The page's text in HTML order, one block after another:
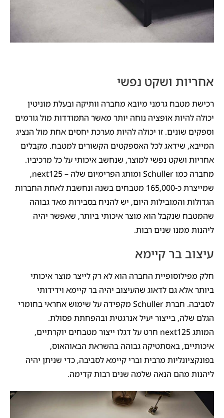
אחריות ושקט נפשי
רכישת מטבח גרמני מיובא מחברה וותיקה ובעלת מוניטין
יכולה להיות אופציה נוחה יותר מאשר התמודדות מול גורמים
וספקים שונים. זו יכולה להיות מערכת יחסים אחת מול הנציג
המייבא, שידאג לכל האספקטים הקשורים למטבח. מקבלים
אחריות ושקט נפשי למוצר, שנחשב איכותי על כל מרכיביו.
מחברה כמו Schuller ומותג הפרימיום שלה – next125,
שמייצרת כ-165,000 מטבחים בשנה ונחשבת לאחת החברות
הגדולות והמובילות היום, יש להניח בסבירות מאד גבוהה
שהמטבח שנקבל הוא מוצר איכותי ביותר, שאפשר יהיה
ליהנות ממנו שנים רבות.
עיצוב בר קיימא
חלק מפילוסופיית החברה הוא לא רק לייצר מוצר איכותי
ביותר אלא גם לדאוג שהעיצוב יהיה בר קיימא וידידותי
לסביבה. חברת Schuller מקפידה על שימוש אחראי בחומרי
הגלם שלה, בייצור יעיל אנרגטית ובהפחתת פסולת.
המותג next125 חרט על דגלו ייצור מטבחים יוקרתיים,
איכותיים, באסתטיקה גבוהה בהשראת הבאוהאוס,
בפונקציונליות מרבית וברי קיימא לסביבה, כדי שניתן יהיה
ליהנות מהם הנאה שלמה שנים רבות קדימה.